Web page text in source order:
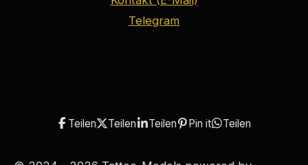
Telegram
Teilen Teilen Teilen Pin it Teilen